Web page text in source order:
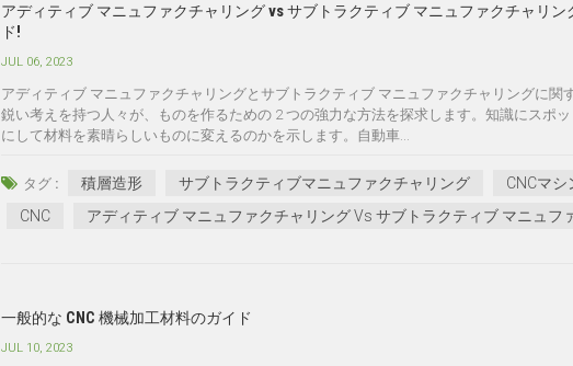
アディティブ マニュファクチャリング vs サブトラクティブ マニュファクチャリ
ド!
JUL 06, 2023
アディティブ マニュファクチャリングとサブトラクティブ マニュファクチャリングに関
鋭い考えを持つ人々が、ものを作るための 2 つの強力な方法を探求します。知識にスポ
にして材料を素晴らしいものに変えるのかを示します。自動車...
タグ : 積層造形 サブトラクティブマニュファクチャリング CNCマシ
CNC
アディティブ マニュファクチャリング Vs サブトラクティブ マニュフ
一般的な CNC 機械加工材料のガイド
JUL 10, 2023